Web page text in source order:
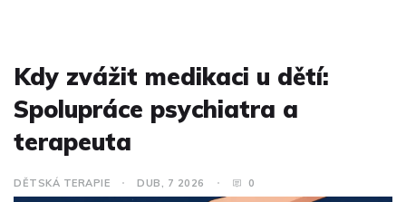
Kdy zvážit medikaci u dětí:
Spolupráce psychiatra a
terapeuta
DĚTSKÁ TERAPIE DUB, 7 2026 0